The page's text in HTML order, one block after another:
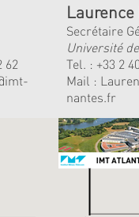
62
Laurence
Secrétaire
Université
Tel. : +33 2
Mail :
nantes.fr